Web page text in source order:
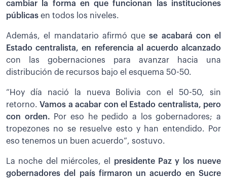
cambiar la forma en que funcionan las instituciones
públicas en todos los niveles.
Además, el mandatario afirmó quese acabará con el
Estado centralista, en referencia al acuerdo alcanzado
con las gobernaciones para avanzar hacia una
distribución de recursos bajo el esquema 50-50.
“Hoy día nació la nueva Bolivia con el 50-50, sin
retorno.Vamos a acabar con el Estado centralista, pero
con orden. Por eso he pedido a los gobernadores; a
tropezones no se resuelve esto y han entendido. Por
eso tenemos un buen acuerdo”, sostuvo.
La noche del miércoles, el presidente Paz y los nueve
gobernadores del país firmaron un acuerdo en Sucre